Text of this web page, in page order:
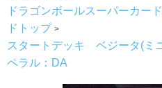
ドラゴンボールスーパーカー
ドトップ
スタートデッキ ベジータ(ミ
ペラル：DA